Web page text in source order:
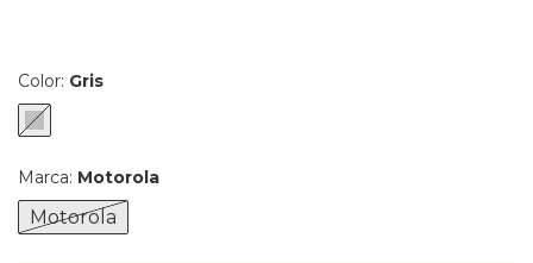
Color: Gris
Marca: Motorola
Motorola